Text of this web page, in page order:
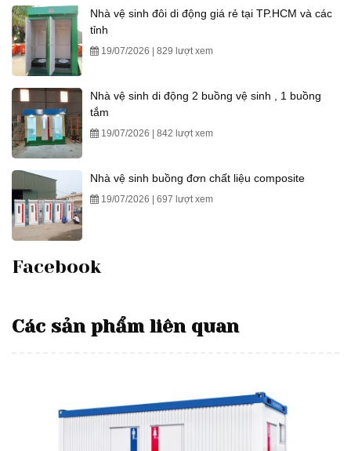
Nhà vệ sinh đôi di động giá rẻ tại TP.HCM và các
tỉnh
19/07/2026 | 829 lượt xem
Nhà vệ sinh di động 2 buồng vệ sinh , 1 buồng
tắm
19/07/2026 | 842 lượt xem
Nhà vệ sinh buồng đơn chất liệu composite
19/07/2026 | 697 lượt xem
Facebook
Các sản phẩm liên quan